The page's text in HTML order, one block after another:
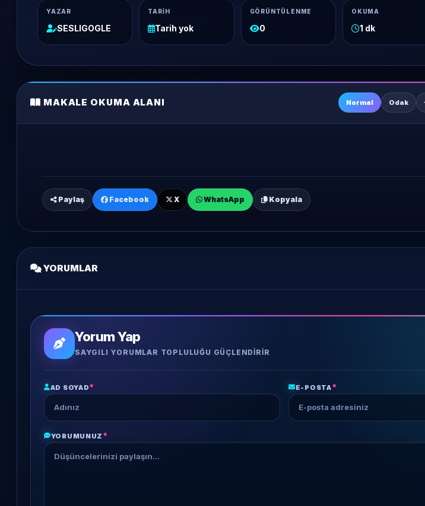
YAZAR
SESLIGOGLE
TARIH
Tarih yok
GÖRÜNTÜLENME
0
OKUMA
1 dk
MAKALE OKUMA ALANI Normal Odak
Paylaş Facebook X WhatsApp Kopyala
YORUMLAR
Yorum Yap
SAYGILI YORUMLAR TOPLULUĞU GÜÇLENDIRIR
AD SOYAD* E-POSTA*
YORUMUNUZ *